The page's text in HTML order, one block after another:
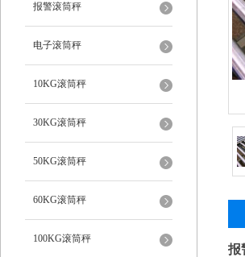
报警滚筒秤
电子滚筒秤
10KG滚筒秤
30KG滚筒秤
50KG滚筒秤
60KG滚筒秤
100KG滚筒秤
报